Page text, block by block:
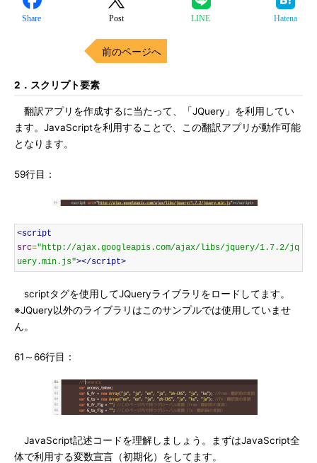
Share Post LINE Hatena
前のページへ
2．スクリプト要素
翻訳アプリを作成するに当たって、「JQuery」を利用してい
ます。JavaScriptを利用することで、この翻訳アプリが動作可能
となります。
59行目：
<script
src="http://ajax.googleapis.com/ajax/libs/jquery/1.7.2/jq
uery.min.js"></script>
scriptタグを使用してJQueryライブラリをロードしてます。
※JQuery以外のライブラリはこのサンプルでは使用していませ
ん。
61～66行目：
JavaScript記述コードを理解しましょう。まずはJavaScript全
体で利用する変数宣言（初期化）をしてます。